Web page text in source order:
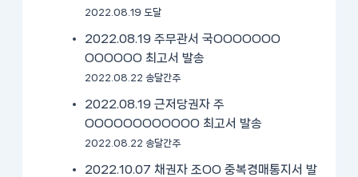
2022.08.19 도달
2022.08.19 주무관서 국OOOOOOO
OOOOOO 최고서 발송
2022.08.22 송달간주
2022.08.19 근저당권자 주
OOOOOOOOOOOO 최고서 발송
2022.08.22 송달간주
2022.10.07 채권자 조OO 중복경매통지서 발